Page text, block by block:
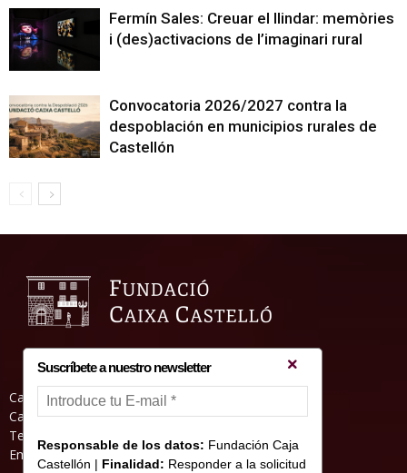
Fermín Sales: Creuar el llindar: memòries
i (des)activacions de l’imaginari rural
Convocatoria 2026/2027 contra la
despoblación en municipios rurales de
Castellón
Casa Abadia, Pl. de la Hierba s/nº, 12001
Castelló de la Plana
Teléfono: 964 23 25 51
Email: informacion@fundacioncajacastellon.es
Suscríbete a nuestro newsletter
Responsable de los datos: Fundación Caja
Castellón | Finalidad: Responder a la solicitud